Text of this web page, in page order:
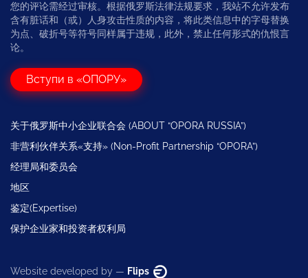
您的评论需经过审核。根据俄罗斯法律法规要求，我站不允许发布
含有脏话和（或）人身攻击性质的内容，将此类信息中的字母替换
为点、破折号等符号同样属于违规，此外，禁止任何形式的仇恨言
论。
Вступи в «ОПОРУ»
关于俄罗斯中小企业联合会 (ABOUT “OPORA RUSSIA”)
非营利伙伴关系«支持» (Non-Profit Partnership “OPORA”)
经理局和委员会
地区
鉴定(Expertise)
保护企业家和投资者权利局
Website developed by — Flips